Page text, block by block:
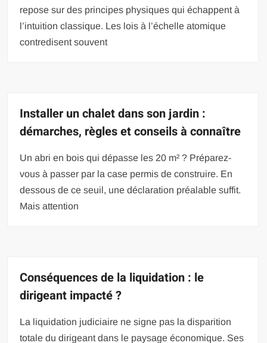
repose sur des principes physiques qui échappent à
l’intuition classique. Les lois à l’échelle atomique
contredisent souvent
Installer un chalet dans son jardin :
démarches, règles et conseils à connaître
Un abri en bois qui dépasse les 20 m² ? Préparez-
vous à passer par la case permis de construire. En
dessous de ce seuil, une déclaration préalable suffit.
Mais attention
Conséquences de la liquidation : le
dirigeant impacté ?
La liquidation judiciaire ne signe pas la disparition
totale du dirigeant dans le paysage économique. Ses